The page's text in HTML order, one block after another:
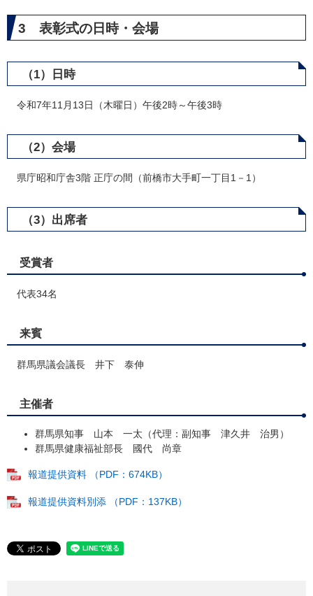
3 表彰式の日時・会場
（1）日時
令和7年11月13日（木曜日）午後2時～午後3時
（2）会場
県庁昭和庁舎3階 正庁の間（前橋市大手町一丁目1－1）
（3）出席者
受賞者
代表34名
来賓
群馬県議会議長 井下 泰伸
主催者
群馬県知事 山本 一太（代理：副知事 津久井 治男）
群馬県健康福祉部長 國代 尚章
報道提供資料 （PDF：674KB）
報道提供資料別添 （PDF：137KB）